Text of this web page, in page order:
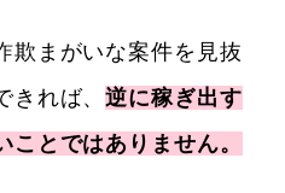
欺まがいな案件を見抜
きれば、逆に稼ぎ出す
ことではありません。